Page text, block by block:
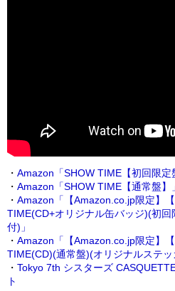
・ Amazon 「SHOW TIME【初回限定
・ Amazon 「SHOW TIME【通常盤】」
・ Amazon 「【Amazon.co.jp限定】
TIME(CD+オリジナル缶バッジ)(初
付)」
・ Amazon 「【Amazon.co.jp限定】
TIME(CD)(通常盤)(オリジナルステッ
・ Tokyo 7th シスターズ
ト